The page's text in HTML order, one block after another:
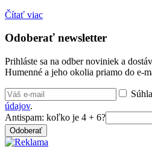
Čítať viac
Odoberať newsletter
Prihláste sa na odber noviniek a
Humenné a jeho okolia priamo do e-
údajov.
Antispam: koľko je 4 + 6?
Odoberať